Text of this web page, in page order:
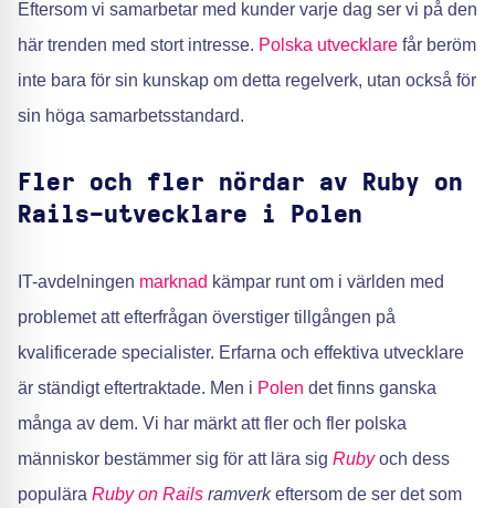
Eftersom vi samarbetar med kunder varje dag ser vi på den
här trenden med stort intresse. Polska utvecklare får beröm
inte bara för sin kunskap om detta regelverk, utan också för
sin höga samarbetsstandard.
Fler och fler nördar av Ruby on
Rails-utvecklare i Polen
IT-avdelningen marknad kämpar runt om i världen med
problemet att efterfrågan överstiger tillgången på
kvalificerade specialister. Erfarna och effektiva utvecklare
är ständigt eftertraktade. Men i Polen det finns ganska
många av dem. Vi har märkt att fler och fler polska
människor bestämmer sig för att lära sig Rubyoch dess
populära Ruby on Rails ramverkeftersom de ser det som